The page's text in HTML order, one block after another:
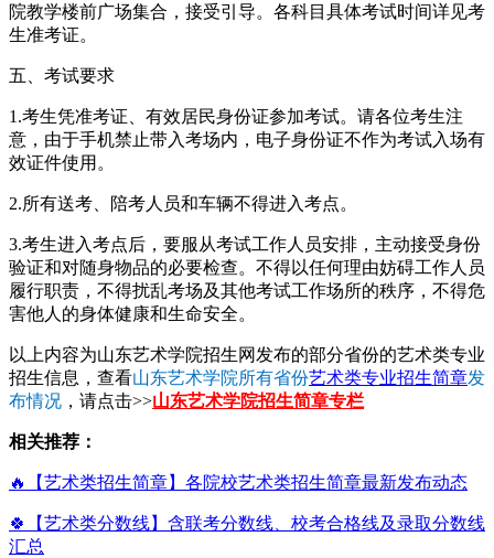
院教学楼前广场集合，接受引导。各科目具体考试时间详见考
生准考证。
五、考试要求
1.考生凭准考证、有效居民身份证参加考试。请各位考生注
意，由于手机禁止带入考场内，电子身份证不作为考试入场有
效证件使用。
2.所有送考、陪考人员和车辆不得进入考点。
3.考生进入考点后，要服从考试工作人员安排，主动接受身份
验证和对随身物品的必要检查。不得以任何理由妨碍工作人员
履行职责，不得扰乱考场及其他考试工作场所的秩序，不得危
害他人的身体健康和生命安全。
以上内容为山东艺术学院招生网发布的部分省份的艺术类专业
招生信息，查看山东艺术学院所有省份艺术类专业招生简章发
布情况 ，请点击>>山东艺术学院招生简章专栏
相关推荐：
🔥【艺术类招生简章】各院校艺术类招生简章最新发布动态
🍀【艺术类分数线】含联考分数线、校考合格线及录取分数线
汇总